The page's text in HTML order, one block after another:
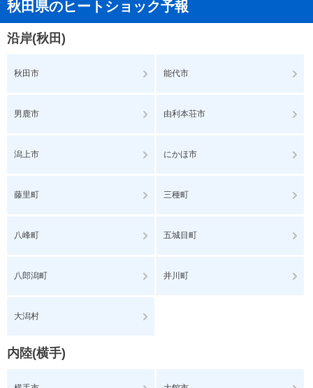
秋田県のヒートショック予報
沿岸(秋田)
秋田市 能代市
男鹿市 由利本荘市
潟上市 にかほ市
藤里町 三種町
八峰町 五城目町
八郎潟町 井川町
大潟村
内陸(横手)